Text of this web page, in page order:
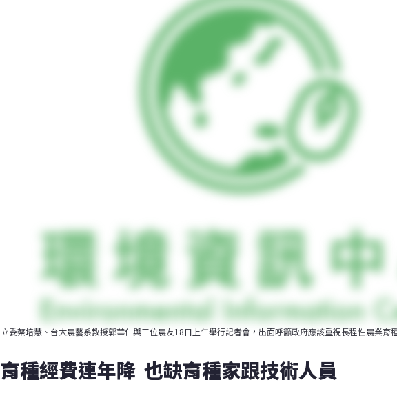
立委蔡培慧、台大農藝系教授郭華仁與三位農友18日上午舉行記者會，出面呼籲政府應該重視長程性農業育
育種經費連年降  也缺育種家跟技術人員